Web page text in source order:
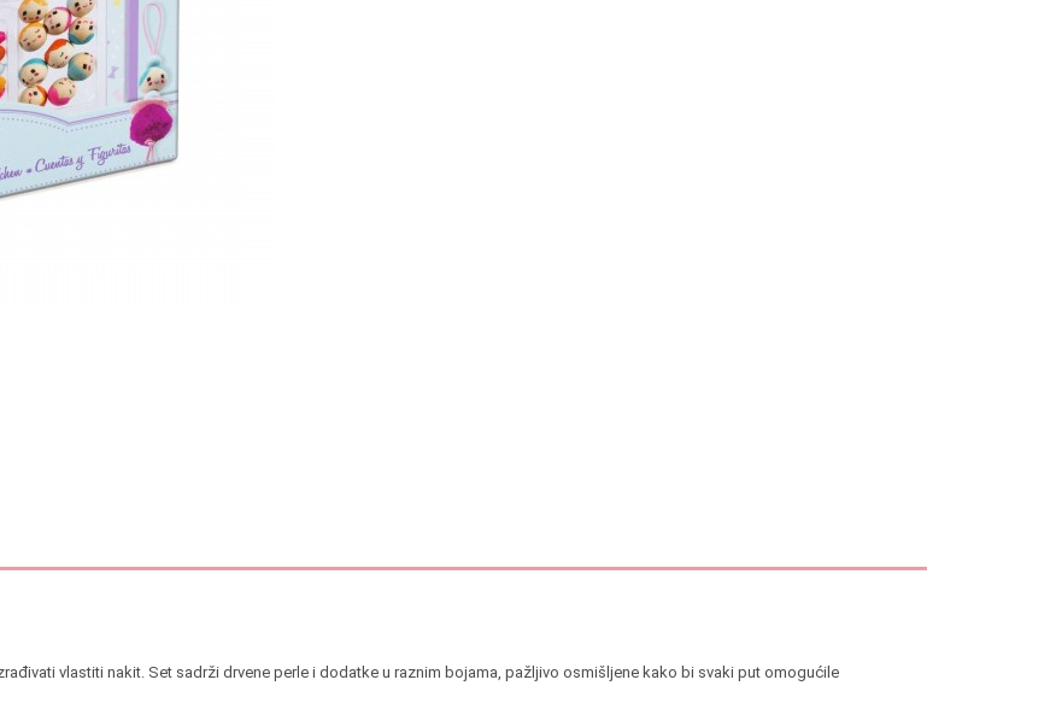
vlastiti nakit. Set sadrži drvene perle i dodatke u raznim bojama, pažljivo osmišljene kako bi svaki put omogućile